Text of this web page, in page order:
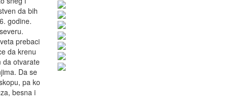
da bih
godine.
prebaci
da krenu
da otvarate
Da se
pa ko
besna i